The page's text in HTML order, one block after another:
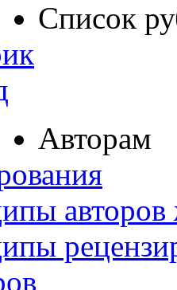
Список
Авторам
авторов